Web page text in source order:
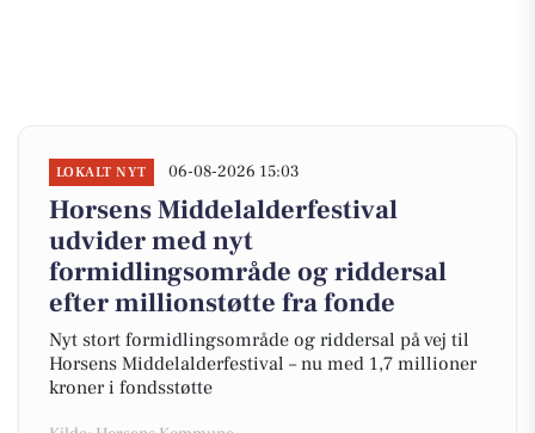
LOKALT NYT 06-08-2026 15:03
Horsens Middelalderfestival
udvider med nyt
formidlingsområde og riddersal
efter millionstøtte fra fonde
Nyt stort formidlingsområde og riddersal på vej til
Horsens Middelalderfestival – nu med 1,7 millioner
kroner i fondsstøtte